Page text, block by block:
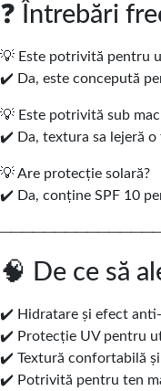
❓ Întrebări
💡 Este potrivită pentru
✔️ Da, este concepută
💡 Este potrivită sub
✔️ Da, textura sa lejeră o
💡 Are protecție solară?
✔️ Da, conține SPF 10
🧠 De ce să
✔️ Hidratare și efect
✔️ Protecție UV pentru
✔️ Textură confortabilă
✔️ Potrivită pentru ten